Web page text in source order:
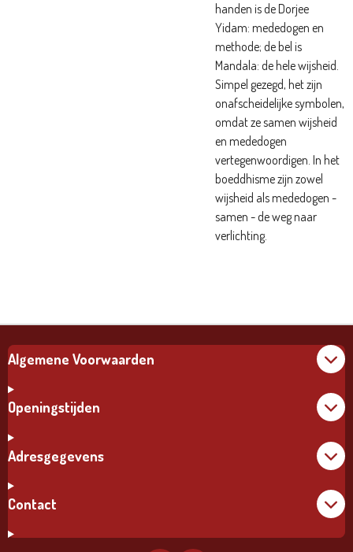
handen is de Dorjee
Yidam: mededogen en
methode; de bel is
Mandala: de hele wijsheid.
Simpel gezegd, het zijn
onafscheidelijke symbolen,
omdat ze samen wijsheid
en mededogen
vertegenwoordigen. In het
boeddhisme zijn zowel
wijsheid als mededogen -
samen - de weg naar
verlichting.
Algemene Voorwaarden
Openingstijden
Adresgegevens
Contact